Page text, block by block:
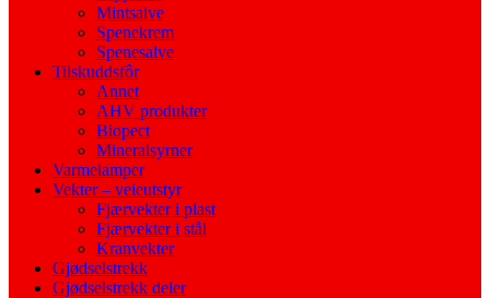
Mintsalve
Spenekrem
Spenesalve
Tilskuddsfôr
Annet
AHV produkter
Biopect
Mineralsyrner
Varmelamper
Vekter – veieutstyr
Fjærvekter i plast
Fjærvekter i stål
Kranvekter
Gjødselstrekk
Gjødselstrekk deler